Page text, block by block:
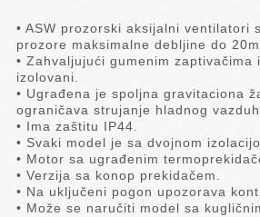
• ASW prozorski aksijalni ventilatori
prozore maksimalne debljine do
• Zahvaljujući gumenim zaptivačima
izolovani.
• Ugrađena je spoljna gravitaciona
ograničava strujanje hladnog
• Ima zaštitu IP44.
• Svaki model je sa dvojnom
• Motor sa ugrađenim
• Verzija sa konop prekidačem.
• Na uključeni pogon upozorava
• Može se naručiti model sa